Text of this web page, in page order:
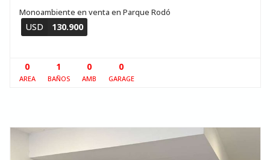
Monoambiente en venta en Parque Rodó
USD 130.900
0
AREA
1
BAÑOS
0
AMB
0
GARAGE